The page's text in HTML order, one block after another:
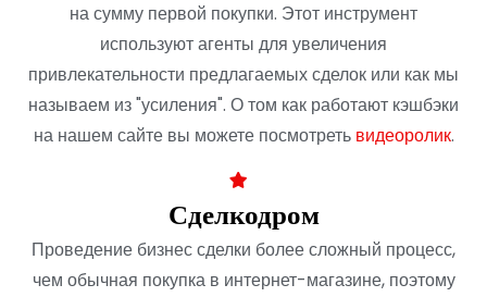
на сумму первой покупки. Этот инструмент
используют агенты для увеличения
привлекательности предлагаемых сделок или как мы
называем из "усиления". О том как работают кэшбэки
на нашем сайте вы можете посмотреть видеоролик.
Сделкодром
Проведение бизнес сделки более сложный процесс,
чем обычная покупка в интернет-магазине, поэтому